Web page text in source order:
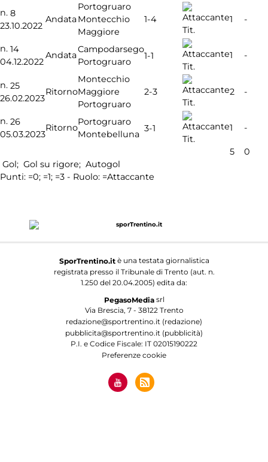
n. 8
23.10.2022
Andata
Portogruaro
Montecchio
Maggiore
1-4
Tit.
1 -
n. 14
04.12.2022
Andata
Campodarsego
Portogruaro
1-1
Tit.
1 -
n. 25
26.02.2023
Ritorno
Montecchio
Maggiore
Portogruaro
2-3
Tit.
2 -
n. 26
05.03.2023
Ritorno
Portogruaro
Montebelluna
3-1
Tit.
1 -
5
0
Gol; Gol su rigore; Autogol
Punti: =0; =1; =3 - Ruolo: =Attaccante
SporTrentino.itè una testata giornalistica
registrata presso il Tribunale di Trento (aut. n.
1.250 del 20.04.2005) edita da:
PegasoMediasrl
Via Brescia, 7 - 38122 Trento
redazione@sportrentino.it (redazione)
pubblicita@sportrentino.it (pubblicità)
P.I. e Codice Fiscale: IT 02015190222
Preferenze cookie